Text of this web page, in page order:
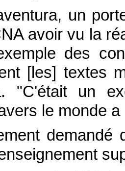
un
avoir vu la
des
[les] textes
"C'était un
le monde a
demandé